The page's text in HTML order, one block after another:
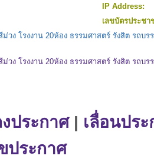
IP Address:
เลขบัตรประช
วง โรงงาน 20ห้อง ธรรมศาสตร์ รังสิต รถบร
วง โรงงาน 20ห้อง ธรรมศาสตร์ รังสิต รถบร
ประกาศ| เลื่อนปร
ประกาศ